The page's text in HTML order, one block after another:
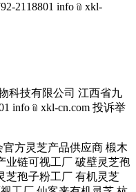
2118801 info﹫xkl-
科技有限公司 江西省九
info﹫xkl-cn.com 投诉举
方灵芝产品供应商 椴木
业链可视工厂 破壁灵芝孢
芝孢子粉工厂 有机灵芝